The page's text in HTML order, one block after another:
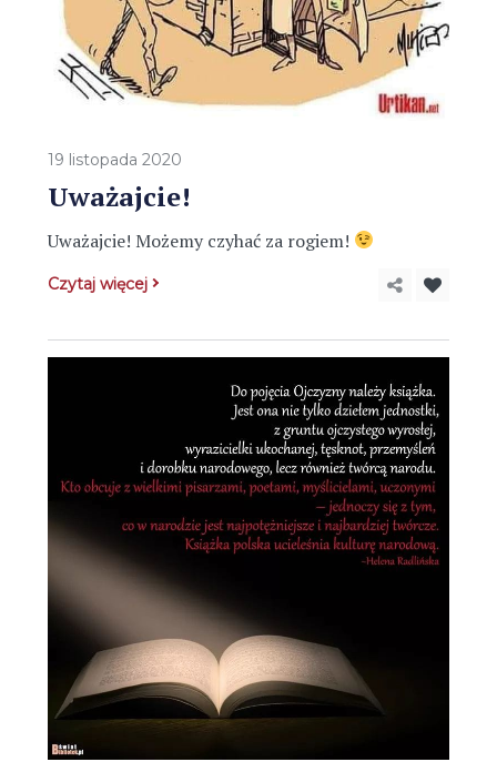
19 listopada 2020
Uważajcie!
Uważajcie! Możemy czyhać za rogiem!
Czytaj więcej